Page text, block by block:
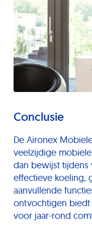
Conclusie
De Aironex
veelzijdige
dan bewijst
effectieve koeling,
aanvullende
ontvochtigen
voor jaar-rond